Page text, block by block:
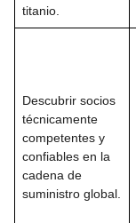
titanio.
Descubrir socios
técnicamente
competentes y
confiables en la
cadena de
suministro global.